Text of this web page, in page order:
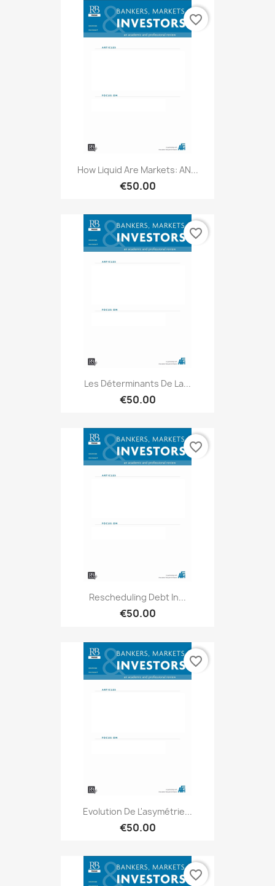
How Liquid Are Markets: AN...
€50.00
favorite_border
Les Déterminants De La...
€50.00
favorite_border
Rescheduling Debt In...
€50.00
favorite_border
Evolution De L'asymétrie...
€50.00
favorite_border
favorite_border